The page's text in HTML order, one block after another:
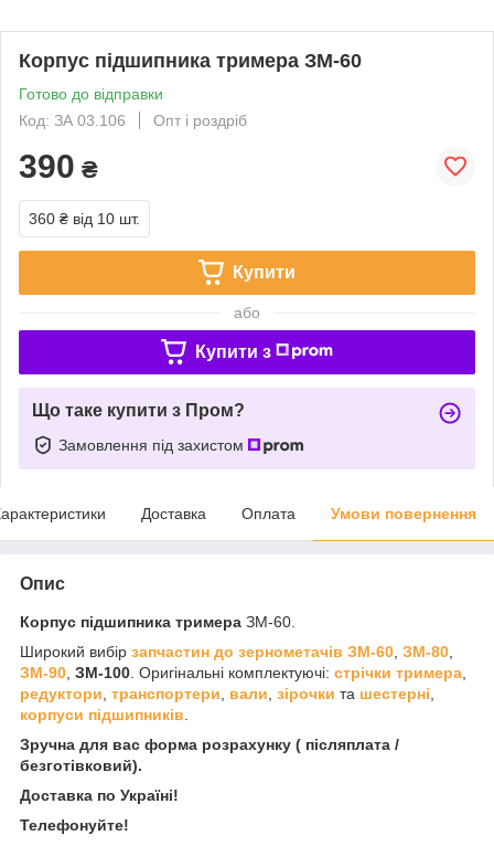
Корпус підшипника тримера ЗМ-60
Готово до відправки
Код: ЗА 03.106
Опт і роздріб
390 ₴
360 ₴ від 10 шт.
Купити
або
Купити з
Що таке купити з Пром?
Замовлення під захистом
Доставка Оплата Умови повернення
Опис
Корпус підшипника тримера ЗМ-60.
Широкий вибір запчастин до зернометачів ЗМ-60 ЗМ-80
ЗМ-90 ЗМ-100 . Оригінальні комплектуючі: стрічки тримера
редуктори транспортери вали зірочки та шестерні
корпуси підшипників
Зручна для вас форма розрахунку ( післяплата /
безготівковий).
Доставка по Україні!
Телефонуйте!